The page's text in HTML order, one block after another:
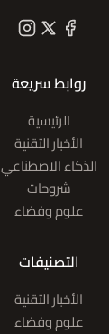
روابط سريعة
الرئيسية
الأخبار التقنية
الذكاء الاصطناعي
شروحات
علوم وفضاء
التصنيفات
الأخبار التقنية
علوم وفضاء